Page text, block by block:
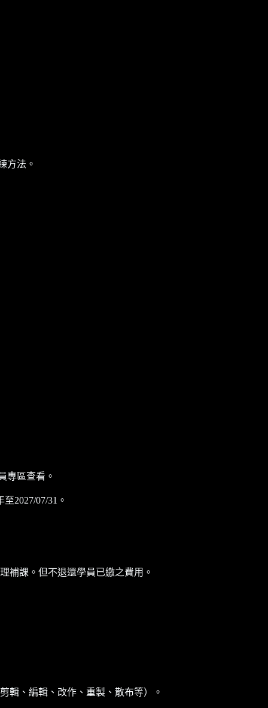
方法。
專區查看。
2027/07/31。
補課。但不退還學員已繳之費用。
輯、編輯、改作、重製、散布等）。